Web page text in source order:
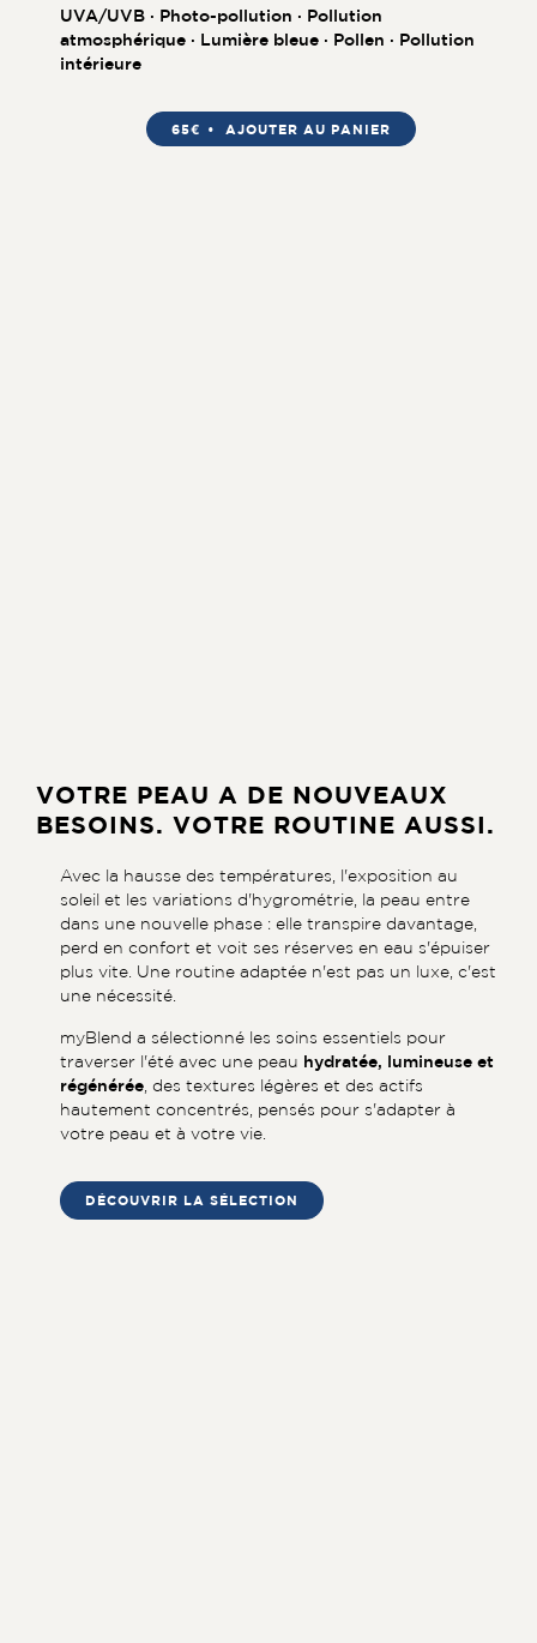
UVA/UVB · Photo-pollution · Pollution
atmosphérique · Lumière bleue · Pollen · Pollution
intérieure
65€ AJOUTER AU PANIER
VOTRE PEAU A DE NOUVEAUX
BESOINS. VOTRE ROUTINE AUSSI.
Avec la hausse des températures, l'exposition au
soleil et les variations d'hygrométrie, la peau entre
dans une nouvelle phase : elle transpire davantage,
perd en confort et voit ses réserves en eau s'épuiser
plus vite. Une routine adaptée n'est pas un luxe, c'est
une nécessité.
myBlend a sélectionné les soins essentiels pour
traverser l'été avec une peau hydratée, lumineuse et
régénérée , des textures légères et des actifs
hautement concentrés, pensés pour s'adapter à
votre peau et à votre vie.
DÉCOUVRIR LA SÉLECTION